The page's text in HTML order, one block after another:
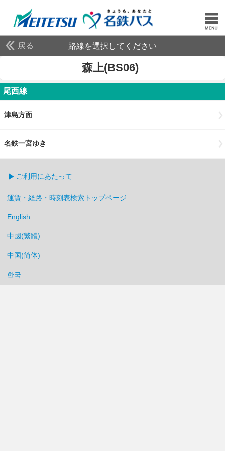
戻る 路線を選択してください
森上(BS06)
尾西線
津島方面
名鉄一宮ゆき
ご利用にあたって
運賃・経路・時刻表検索トップページ
English
中國(繁體)
中国(简体)
한국